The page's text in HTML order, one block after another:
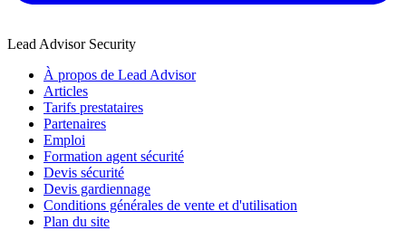
Lead Advisor Security
À propos de Lead Advisor
Articles
Tarifs prestataires
Partenaires
Emploi
Formation agent sécurité
Devis sécurité
Devis gardiennage
Conditions générales de vente et d'utilisation
Plan du site